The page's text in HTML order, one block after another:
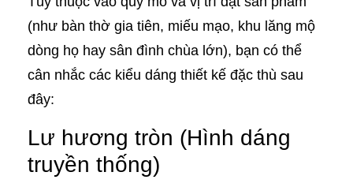
(như bàn thờ gia tiên, miếu mạo, khu lăng mộ
dòng họ hay sân đình chùa lớn), bạn có thể
cân nhắc các kiểu dáng thiết kế đặc thù sau
đây:
Lư hương tròn (Hình dáng
truyền thống)